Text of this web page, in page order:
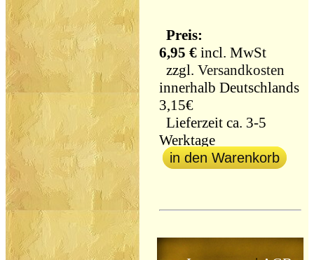
Preis:
6,95 € incl. MwSt
zzgl.Versandkosten
innerhalb Deutschlands
3,15€
Lieferzeit ca. 3-5
Werktage
in den Warenkorb